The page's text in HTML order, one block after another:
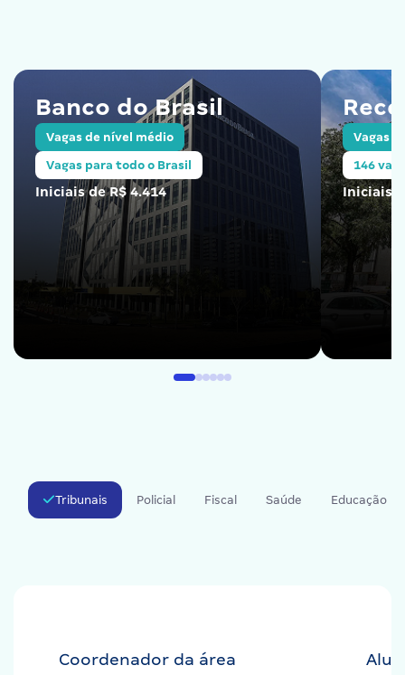
Banco do Brasil
Vagas de nível médio
Vagas para todo o Brasil
Iniciais de R$ 4.414
Vagas
146
Iniciais
Tribunais Policial Fiscal Saúde Educação
Coordenador da área